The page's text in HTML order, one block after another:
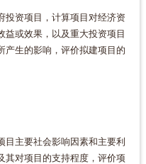
投资项目，计算项目对经济资
益或效果，以及重大投资项目
产生的影响，评价拟建项目的
目主要社会影响因素和主要利
其对项目的支持程度，评价项